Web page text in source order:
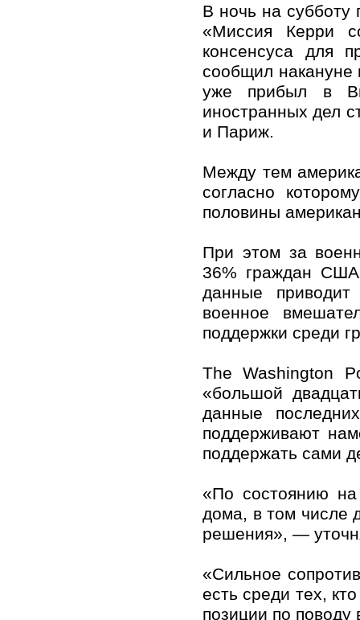
В ночь на субботу
«Миссия Керри
консенсуса для
сообщил накануне
уже прибыл в
иностранных дел
и Париж.
Между тем
согласно
половины
При этом за
36% граждан
данные
военное
поддержки среди
The Washington
«большой
данные
поддерживают
поддержать сами
«По состоянию на
дома, в том числе
решения», —
«Сильное
есть среди тех,
позиции по